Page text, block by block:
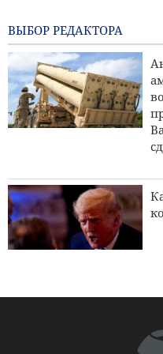
The Economist заявил:
единственный
Ормузского кризиса
Комментарий дня |
физические потери и
Акцент Ирана и
расширения торгового и
сотрудничества
ХАМАС: Нападение на
ВЫБОР РЕДАКТОРА